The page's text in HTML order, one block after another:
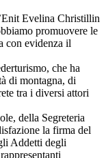
Evelina Christillin
promuovere le
con evidenza il
che ha
di montagna, di
tra i diversi attori
della Segreteria
la firma del
Addetti degli